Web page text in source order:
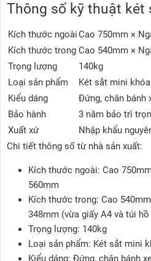
Thông số kỹ thuật két
Kích thước ngoàiCao 750mm ×
Kích thước trong Cao 540mm ×
Trọng lượng
140kg
Loại sản phẩm
Két sắt mini
Kiểu dáng
Đứng, chân bánh
Bảo hành
3 năm bảo trì
Xuất xứ
Nhập khẩu
Chi tiết thông số từ nhà sản xuất:
Kích thước ngoài: Cao
560mm
Kích thước trong: Cao
348mm (vừa giấy A4 và túi
Trọng lượng: 140kg
Loại sản phẩm: Két sắt mini
Kiểu dáng: Đứng, chân bánh